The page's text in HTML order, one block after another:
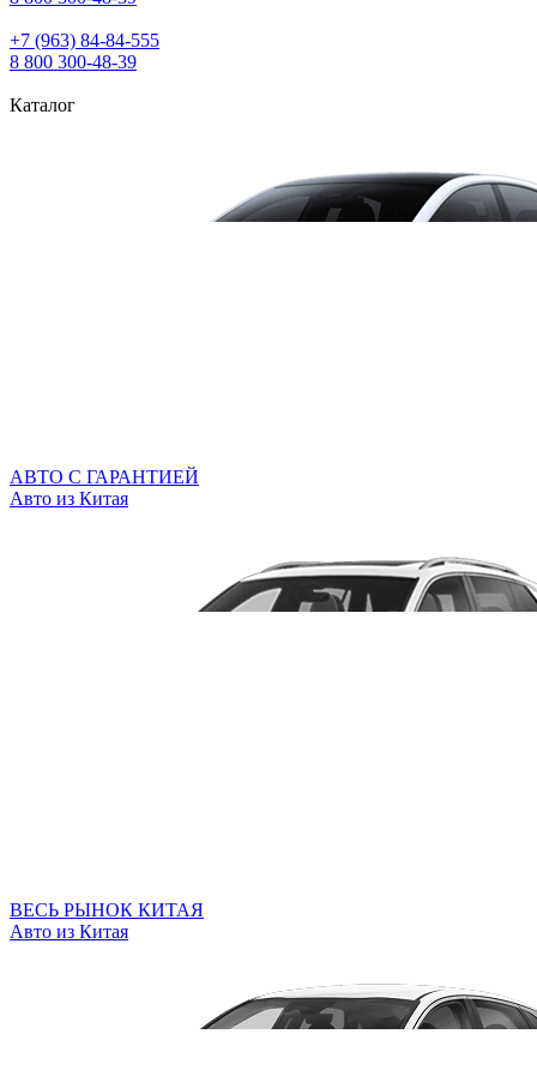
+7 (963) 84‑84‑555
8 800 300‑48‑39
Каталог
АВТО С ГАРАНТИЕЙ
Авто из Китая
ВЕСЬ РЫНОК КИТАЯ
Авто из Китая